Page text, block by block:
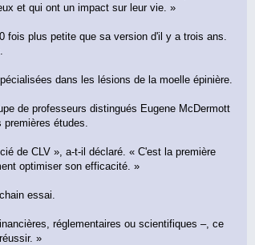
et qui ont un impact sur leur vie. »
fois plus petite que sa version d'il y a trois ans.
dans les lésions de la moelle épinière.
de professeurs distingués Eugene McDermott
études.
de CLV », a-t-il déclaré. « C'est la première
optimiser son efficacité. »
essai.
réglementaires ou scientifiques –, ce
»